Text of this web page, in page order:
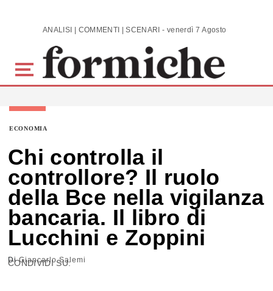
Skip to main content ANALISI | COMMENTI | SCENARI - venerdì 7 Agosto 2026
ECONOMIA
Chi controlla il
controllore? Il ruolo
della Bce nella vigilanza
bancaria. Il libro di
Lucchini e Zoppini
DiGiancarlo Salemi
CONDIVIDI SU: